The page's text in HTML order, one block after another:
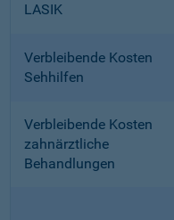
LASIK
Verbleibende Kosten
Sehhilfen
Verbleibende Kosten
zahnärztliche
Behandlungen